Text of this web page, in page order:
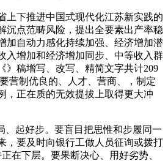
下推进中国式现代化江苏新实践的
沉点范畴风险，提出全要素出产率稳
加自动力感化持续加强、经济增加潜
入增加和经济增加同步、中等收入群
》稿增写、改写、精简文字共计209
营制优良的、人才、营商、，制定
，正在质的无效提拔上取得更大冲
起好步。要盲目把思惟和步履同一
，要及时向银行工做人员征询或拨打
在下层。要果断决心、用好劣势、